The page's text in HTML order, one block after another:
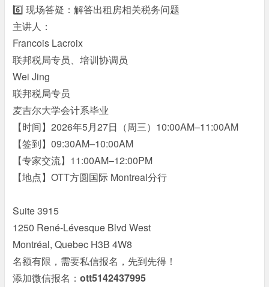
6️⃣ 现场答疑：解答出租房相关税务问题
主讲人：
Francois Lacroix
联邦税局专员、培训协调员
Wei Jing
联邦税局专员
麦吉尔大学会计系毕业
【时间】2026年5月27日（周三）10:00AM–11:00AM
【签到】09:30AM–10:00AM
【专家交流】11:00AM–12:00PM
【地点】OTT方圆国际 Montreal分行
Suite 3915
1250 René-Lévesque Blvd West
Montréal, Quebec H3B 4W8
名额有限，需要私信报名，先到先得！
添加微信报名： ott5142437995